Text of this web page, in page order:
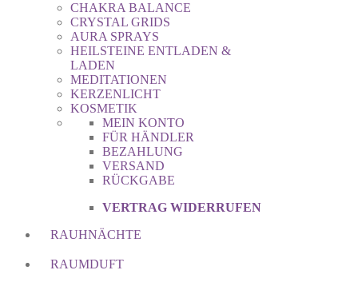
CHAKRA BALANCE
CRYSTAL GRIDS
AURA SPRAYS
HEILSTEINE ENTLADEN &
LADEN
MEDITATIONEN
KERZENLICHT
KOSMETIK
MEIN KONTO
FÜR HÄNDLER
BEZAHLUNG
VERSAND
RÜCKGABE
VERTRAG WIDERRUFEN
RAUHNÄCHTE
RAUMDUFT